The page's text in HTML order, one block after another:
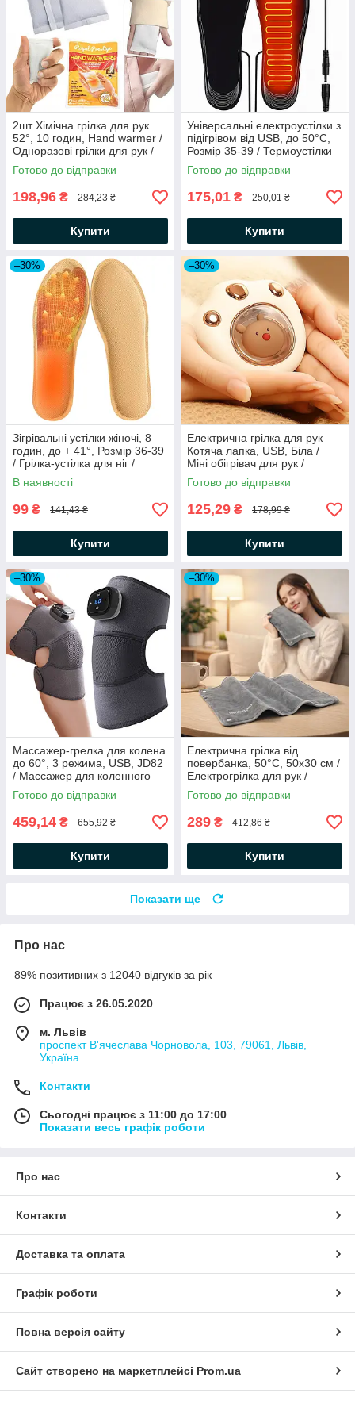
2шт Хімічна грілка для рук
52°, 10 годин, Hand warmer /
Одноразові грілки для рук /
Термогрілка для рук
Готово до відправки
198,96 ₴ 284,23 ₴
Купити
Універсальні електроустілки з
підігрівом від USB, до 50°C,
Розмір 35-39 / Термоустілки
для ніг / Тонкі устілки від
повербанка
Готово до відправки
175,01 ₴ 250,01 ₴
Купити
–30%
Зігрівальні устілки жіночі, 8
годин, до + 41°, Розмір 36-39
/ Грілка-устілка для ніг /
Термоустілки для ніг
В наявності
99 ₴ 141,43 ₴
Купити
–30%
Електрична грілка для рук
Котяча лапка, USB, Біла /
Міні обігрівач для рук /
Кишеньковий обігрівач /
Електрогрілка
Готово до відправки
125,29 ₴ 178,99 ₴
Купити
–30%
Массажер-грелка для колена
до 60°, 3 режима, USB, JD82
/ Массажер для коленного
сустава / Грелка на плечо
Готово до відправки
459,14 ₴ 655,92 ₴
Купити
–30%
Електрична грілка від
повербанка, 50°C, 50x30 см /
Електрогрілка для рук /
Універсальний килимок з
підігрівом
Готово до відправки
289 ₴ 412,86 ₴
Купити
Показати ще
Про нас
89% позитивних з 12040 відгуків за рік
Працює з 26.05.2020
м. Львів
проспект В'ячеслава Чорновола, 103, 79061, Львів,
Україна
Контакти
Сьогодні працює з 11:00 до 17:00
Показати весь графік роботи
Про нас
Контакти
Доставка та оплата
Графік роботи
Повна версія сайту
Сайт створено на маркетплейсі Prom.ua